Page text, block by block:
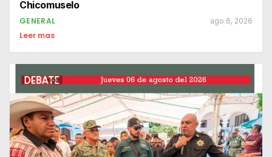
Chicomuselo
GENERAL ago 6, 2026
Leer mas